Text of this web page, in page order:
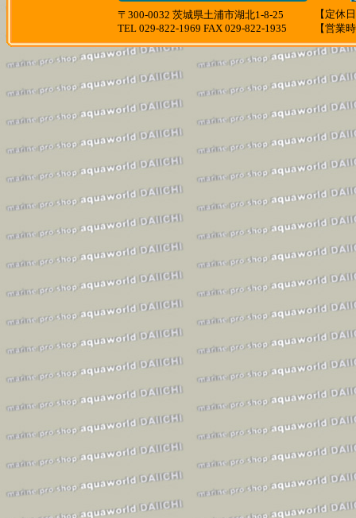
〒300-0032 茨城県土浦市湖北1-8-25
TEL 029-822-1969 FAX 029-822-1935
【定休
【営業